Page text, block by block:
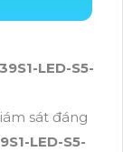
LED-S5-
sát đáng
LED-S5-